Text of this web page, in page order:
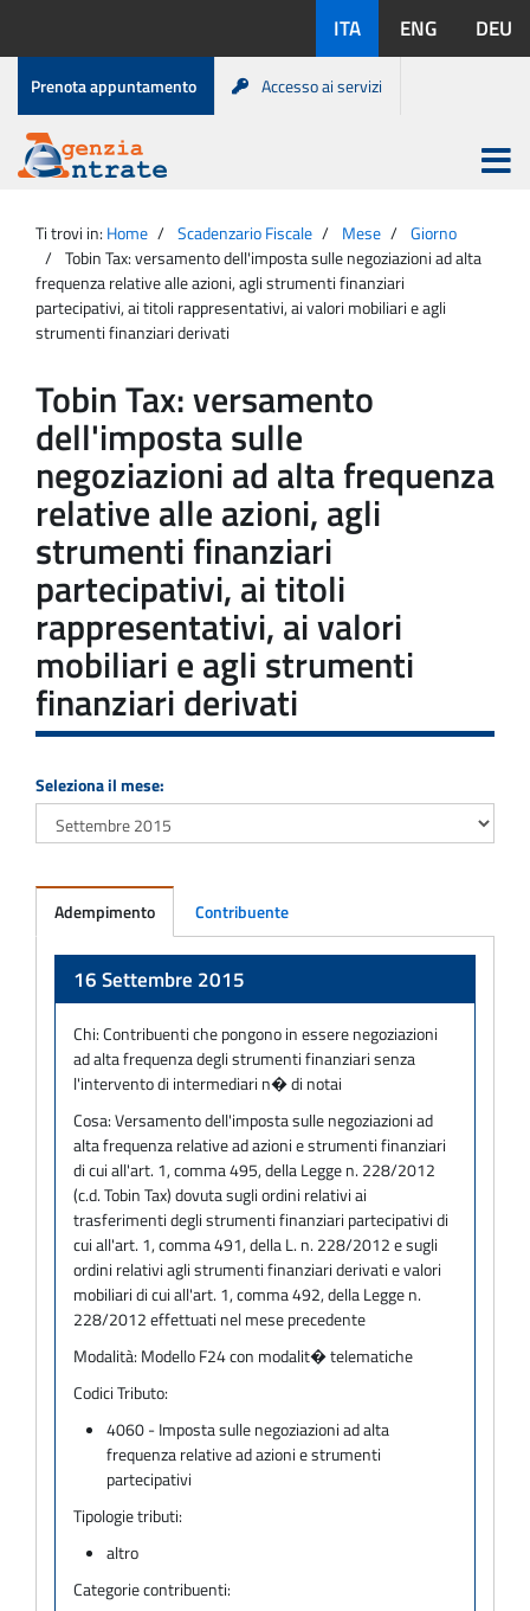
contenuto
disponibili:
ITA ENG DEU
Menu
di
servizio
Prenota appuntamento Accesso ai servizi
Agenzia
Entrate
Apri
menu
principale
Ti trovi in: Home Scadenzario Fiscale Mese
Giorno
Tobin Tax: versamento dell'imposta sulle negoziazioni ad alta
frequenza relative alle azioni, agli strumenti finanziari
partecipativi, ai titoli rappresentativi, ai valori mobiliari e agli
strumenti finanziari derivati
Tobin Tax: versamento
dell'imposta sulle
negoziazioni ad alta frequenza
relative alle azioni, agli
strumenti finanziari
partecipativi, ai titoli
rappresentativi, ai valori
mobiliari e agli strumenti
finanziari derivati
Seleziona il mese:
Adempimento Contribuente
16 Settembre 2015
Chi:Contribuenti che pongono in essere negoziazioni
ad alta frequenza degli strumenti finanziari senza
l'intervento di intermediari n� di notai
Cosa:Versamento dell'imposta sulle negoziazioni ad
alta frequenza relative ad azioni e strumenti finanziari
di cui all'art. 1, comma 495, della Legge n. 228/2012
(c.d. Tobin Tax) dovuta sugli ordini relativi ai
trasferimenti degli strumenti finanziari partecipativi di
cui all'art. 1, comma 491, della L. n. 228/2012 e sugli
ordini relativi agli strumenti finanziari derivati e valori
mobiliari di cui all'art. 1, comma 492, della Legge n.
228/2012 effettuati nel mese precedente
Modalità: Modello F24 con modalit� telematiche
Codici Tributo:
4060 - Imposta sulle negoziazioni ad alta
frequenza relative ad azioni e strumenti
partecipativi
Tipologie tributi:
altro
Categorie contribuenti: